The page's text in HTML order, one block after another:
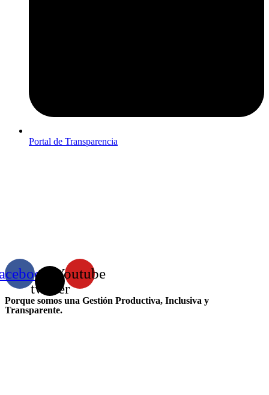
Portal de Transparencia
X-
twitter
Youtube
Porque somos una Gestión Productiva, Inclusiva y
Transparente.